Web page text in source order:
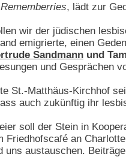
Rememberries, lädt zur
wir der jüdischen
emigrierte, einen
Sandmann und
und Gesprächen
St.-Matthäus-Kirchhof
auch zukünftig ihr
soll der Stein in
Friedhofscafé an
uns austauschen.